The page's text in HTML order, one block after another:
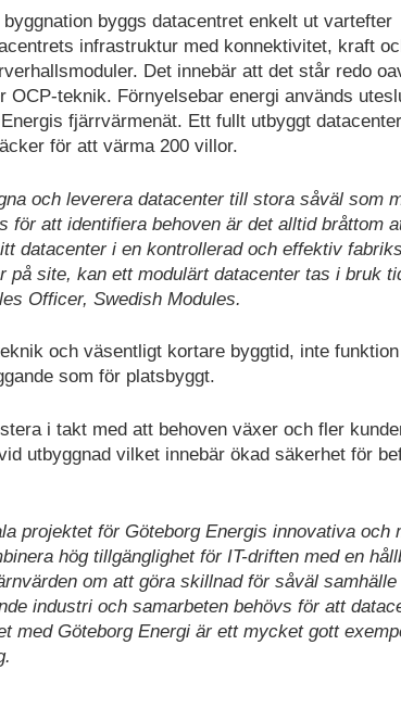
byggs datacentret enkelt ut vartefter
infrastruktur med konnektivitet, kraft
Det innebär att det står redo
teknik. Förnyelsebar energi används
fjärrvärmenät. Ett fullt utbyggt
för att värma 200 villor.
och leverera datacenter till stora såväl som
för att identifiera behoven är det alltid bråttom
datacenter i en kontrollerad och effektiv
site, kan ett modulärt datacenter tas i bruk
Officer, Swedish Modules.
och väsentligt kortare byggtid, inte
som för platsbyggt.
i takt med att behoven växer och fler
utbyggnad vilket innebär ökad säkerhet för
projektet för Göteborg Energis innovativa och
hög tillgänglighet för IT-driften med en
om att göra skillnad för såväl
industri och samarbeten behövs för att
med Göteborg Energi är ett mycket gott